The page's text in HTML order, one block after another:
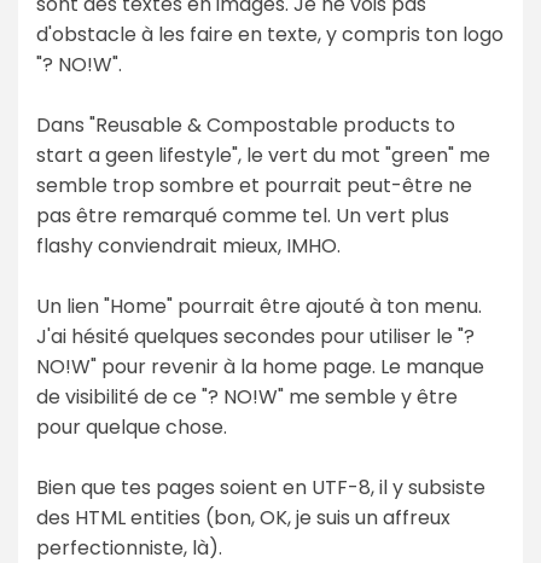
d'obstacle à les faire en texte, y compris ton logo
"? NO!W".
Dans "Reusable & Compostable products to
start a geen lifestyle", le vert du mot "green" me
semble trop sombre et pourrait peut-être ne
pas être remarqué comme tel. Un vert plus
flashy conviendrait mieux, IMHO.
Un lien "Home" pourrait être ajouté à ton menu.
J'ai hésité quelques secondes pour utiliser le "?
NO!W" pour revenir à la home page. Le manque
de visibilité de ce "? NO!W" me semble y être
pour quelque chose.
Bien que tes pages soient en UTF-8, il y subsiste
des HTML entities (bon, OK, je suis un affreux
perfectionniste, là).